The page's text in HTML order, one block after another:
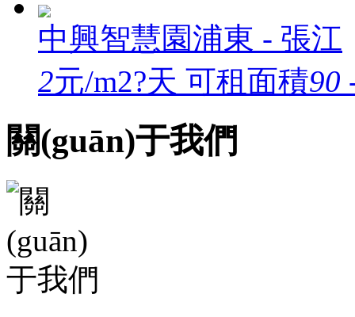
中興智慧園浦東 - 張江
2元/m2?天 可租面積90
關(guān)于我們